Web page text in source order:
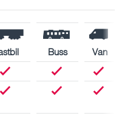
Buss
Van